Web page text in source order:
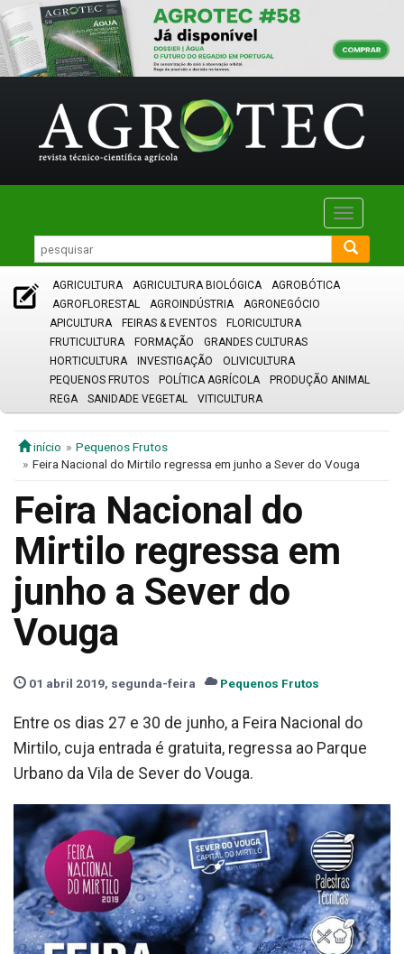
Toggle
AGRICULTURA AGRICULTURA BIOLÓGICA
AGROBÓTICA
AGROFLORESTAL
AGROINDÚSTRIA
AGRONEGÓCIO
APICULTURA
FEIRAS & EVENTOS
FLORICULTURA
FRUTICULTURA
FORMAÇÃO
GRANDES CULTURAS
HORTICULTURA
INVESTIGAÇÃO
OLIVICULTURA
PEQUENOS FRUTOS
POLÍTICA AGRÍCOLA
PRODUÇÃO ANIMAL
REGA
SANIDADE VEGETAL VITICULTURA
início
Pequenos Frutos
Feira Nacional do Mirtilo regressa em junho a Sever do Vouga
Feira Nacional do
Mirtilo regressa em
junho a Sever do
Vouga
01 abril 2019, segunda-feira Pequenos Frutos
Entre os dias 27 e 30 de junho, a Feira Nacional do
Mirtilo, cuja entrada é gratuita, regressa ao Parque
Urbano da Vila de Sever do Vouga.